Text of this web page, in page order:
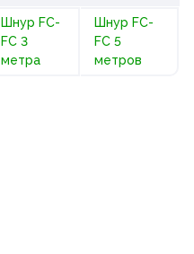
Шнур FC-
FC 3
метра
Шнур FC-
FC 5
метров